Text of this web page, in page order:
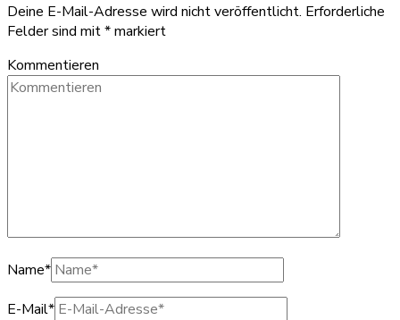
Deine E-Mail-Adresse wird nicht veröffentlicht. Erforderliche
Felder sind mit*markiert
Kommentieren
Name*
E-Mail*